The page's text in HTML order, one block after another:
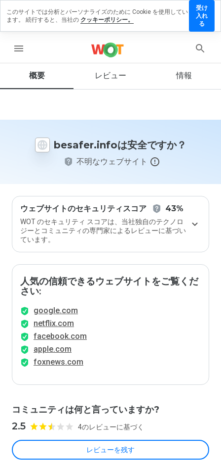
menu
概要 レビュー 情報
besafer.infoは安全ですか？
不明なウェブサイト
ウェブサイトのセキュリティスコア 43%
WOT のセキュリティ スコアは、当社独自のテクノロ
ジーとコミュニティの専門家によるレビューに基づい
ています。
人気の信頼できるウェブサイトをご覧くだ
さい:
google.com
netflix.com
facebook.com
apple.com
foxnews.com
コミュニティは何と言っていますか?
2.5 4のレビューに基づく
レビューを残す
ビュー
す
この
イト
価し
ます
か？
このサイトでは分析とパーソナライズのために Cookie を使用してい
ます。 続行すると、当社の クッキーポリシー。
受け
入れ
る